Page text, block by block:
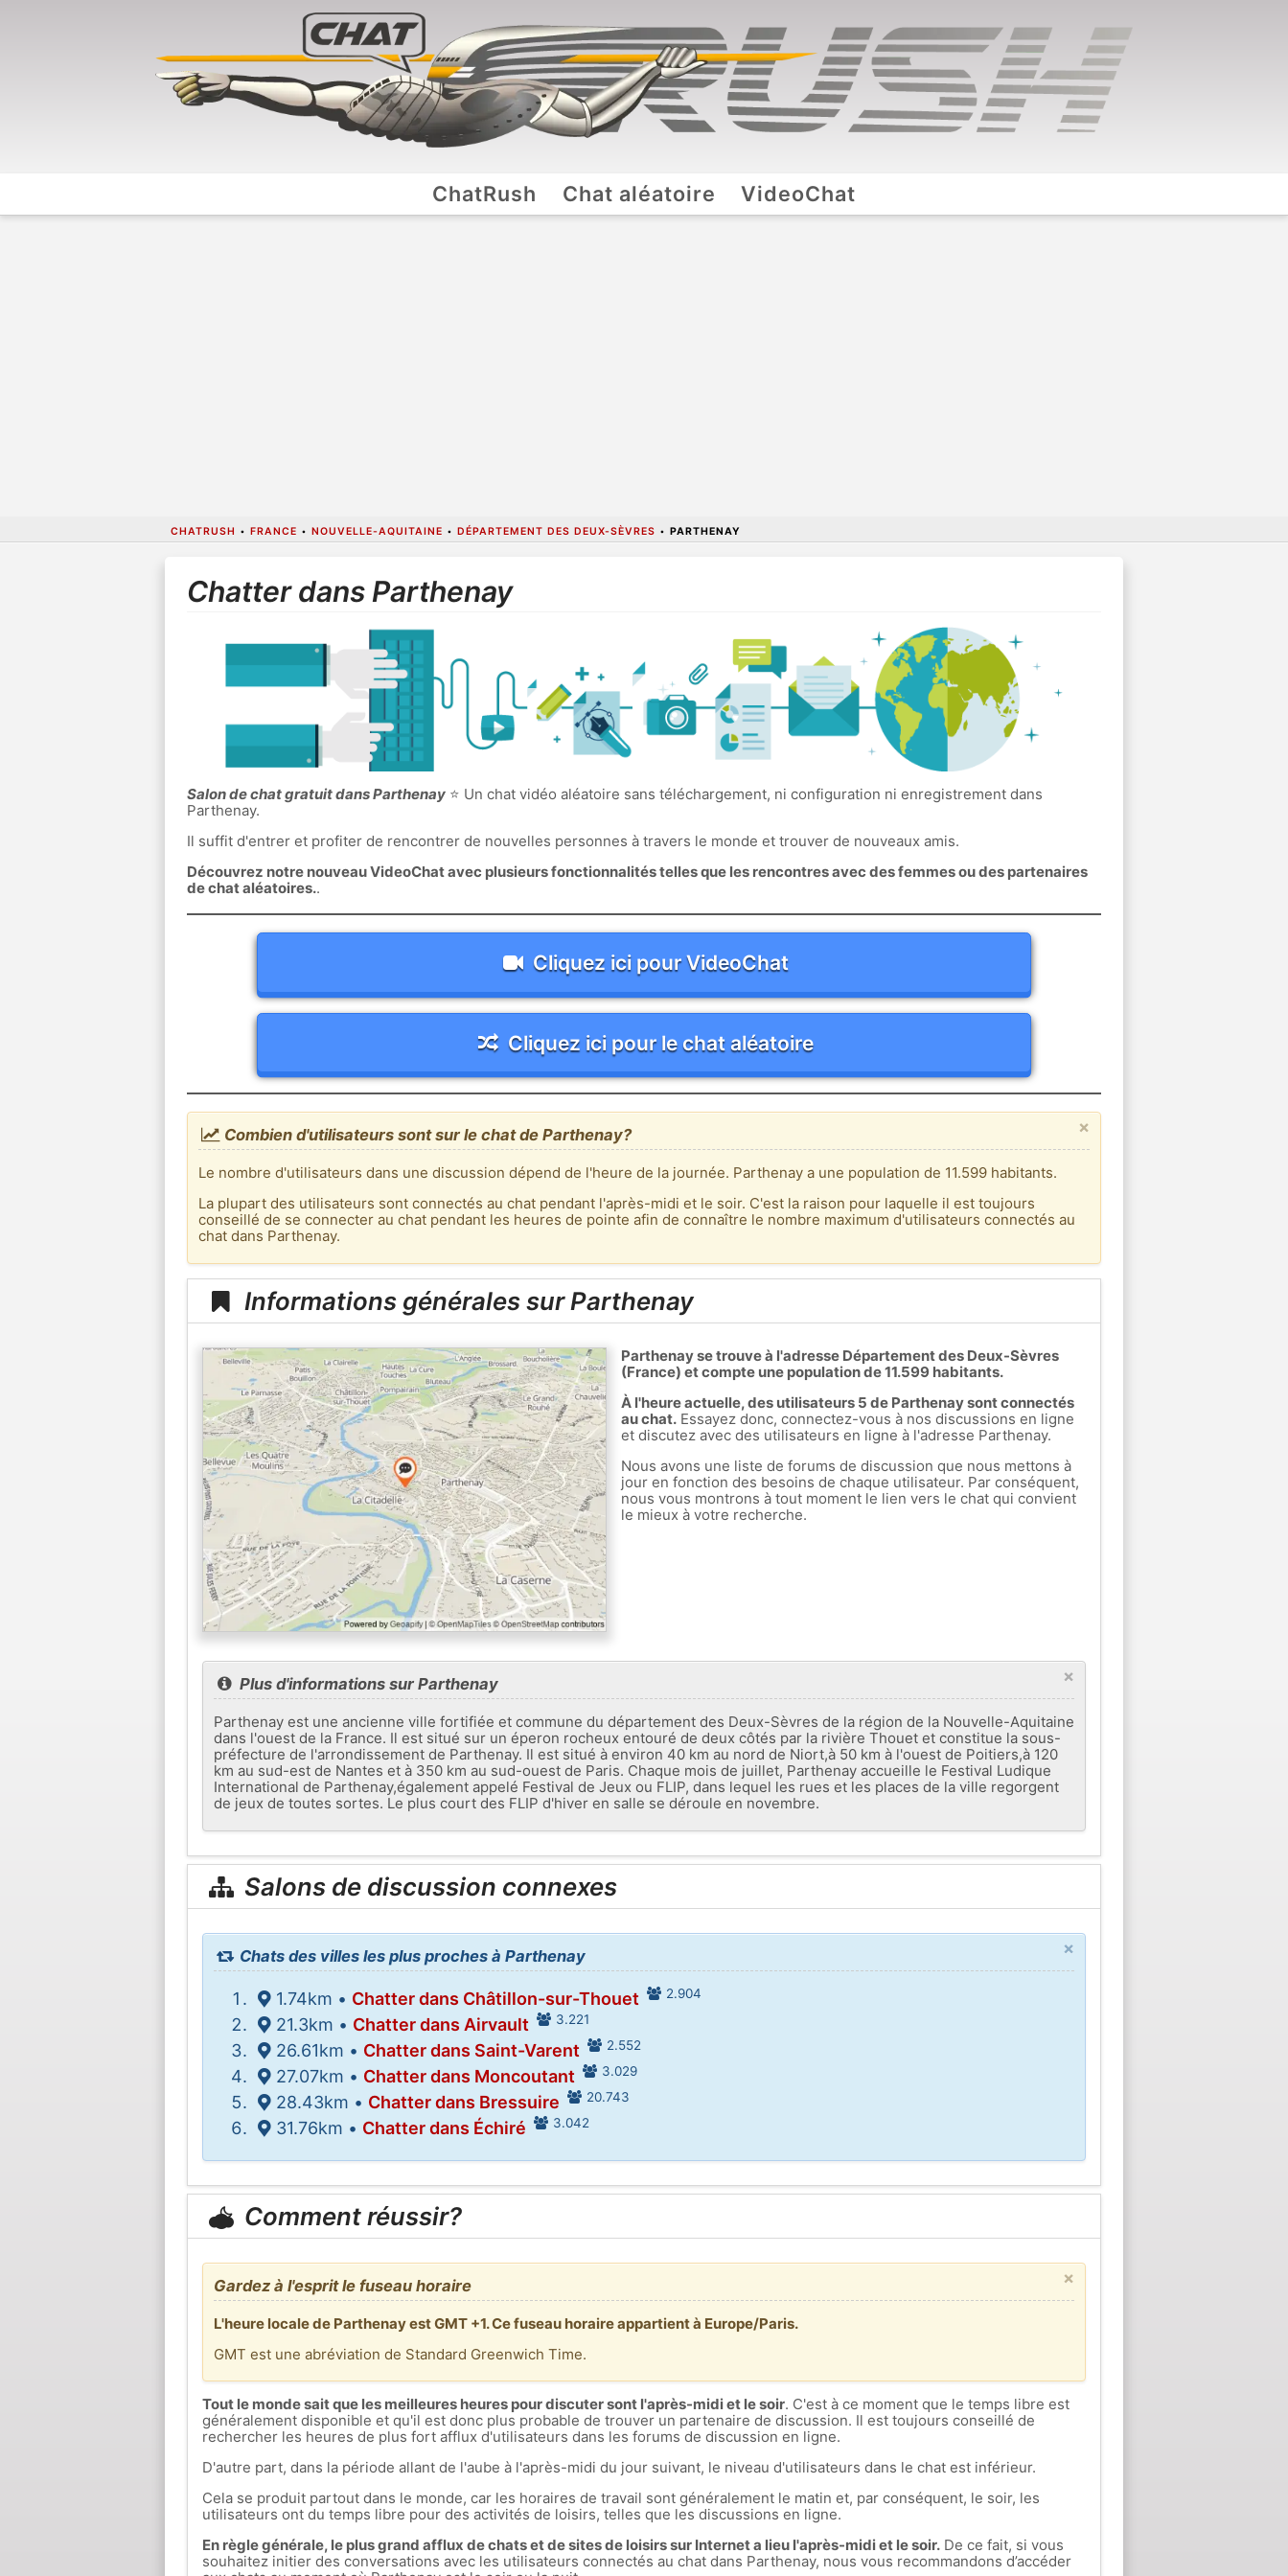
ChatRush Chat aléatoire VideoChat
CHATRUSH • FRANCE • NOUVELLE-AQUITAINE • DÉPARTEMENT DES DEUX-SÈVRES • PARTHENAY
Chatter dans Parthenay
Salon de chat gratuit dans Parthenay⭐ Un chat vidéo aléatoire sans téléchargement, ni configuration ni enregistrement dans
Parthenay.
Il suffit d'entrer et profiter de rencontrer de nouvelles personnes à travers le monde et trouver de nouveaux amis.
Découvrez notre nouveau VideoChat avec plusieurs fonctionnalités telles que les rencontres avec des femmes ou des partenaires
de chat aléatoires..
Cliquez ici pour VideoChat
Cliquez ici pour le chat aléatoire
×
Combien d'utilisateurs sont sur le chat de Parthenay?
Le nombre d'utilisateurs dans une discussion dépend de l'heure de la journée. Parthenay a une population de 11.599 habitants.
La plupart des utilisateurs sont connectés au chat pendant l'après-midi et le soir. C'est la raison pour laquelle il est toujours
conseillé de se connecter au chat pendant les heures de pointe afin de connaître le nombre maximum d'utilisateurs connectés au
chat dans Parthenay.
Informations générales sur Parthenay
Parthenay se trouve à l'adresse Département des Deux-Sèvres
(France) et compte une population de 11.599 habitants.
À l'heure actuelle, des utilisateurs 5 de Parthenay sont connectés
au chat.Essayez donc, connectez-vous à nos discussions en ligne
et discutez avec des utilisateurs en ligne à l'adresse Parthenay.
Nous avons une liste de forums de discussion que nous mettons à
jour en fonction des besoins de chaque utilisateur. Par conséquent,
nous vous montrons à tout moment le lien vers le chat qui convient
le mieux à votre recherche.
×
Plus d'informations sur Parthenay
Parthenay est une ancienne ville fortifiée et commune du département des Deux-Sèvres de la région de la Nouvelle-Aquitaine
dans l'ouest de la France. Il est situé sur un éperon rocheux entouré de deux côtés par la rivière Thouet et constitue la sous-
préfecture de l'arrondissement de Parthenay. Il est situé à environ 40 km au nord de Niort,à 50 km à l'ouest de Poitiers,à 120
km au sud-est de Nantes et à 350 km au sud-ouest de Paris. Chaque mois de juillet, Parthenay accueille le Festival Ludique
International de Parthenay,également appelé Festival de Jeux ou FLIP, dans lequel les rues et les places de la ville regorgent
de jeux de toutes sortes. Le plus court des FLIP d'hiver en salle se déroule en novembre.
Salons de discussion connexes
×
Chats des villes les plus proches à Parthenay
1.74km • Chatter dans Châtillon-sur-Thouet 2.904
21.3km • Chatter dans Airvault 3.221
26.61km • Chatter dans Saint-Varent 2.552
27.07km • Chatter dans Moncoutant 3.029
28.43km • Chatter dans Bressuire 20.743
31.76km • Chatter dans Échiré 3.042
Comment réussir?
×
Gardez à l'esprit le fuseau horaire
L'heure locale de Parthenay est GMT +1. Ce fuseau horaire appartient à Europe/Paris.
GMT est une abréviation de Standard Greenwich Time.
Tout le monde sait que les meilleures heures pour discuter sont l'après-midi et le soir. C'est à ce moment que le temps libre est
généralement disponible et qu'il est donc plus probable de trouver un partenaire de discussion. Il est toujours conseillé de
rechercher les heures de plus fort afflux d'utilisateurs dans les forums de discussion en ligne.
D'autre part, dans la période allant de l'aube à l'après-midi du jour suivant, le niveau d'utilisateurs dans le chat est inférieur.
Cela se produit partout dans le monde, car les horaires de travail sont généralement le matin et, par conséquent, le soir, les
utilisateurs ont du temps libre pour des activités de loisirs, telles que les discussions en ligne.
En règle générale, le plus grand afflux de chats et de sites de loisirs sur Internet a lieu l'après-midi et le soir.De ce fait, si vous
souhaitez initier des conversations avec les utilisateurs connectés au chat dans Parthenay, nous vous recommandons d’accéder